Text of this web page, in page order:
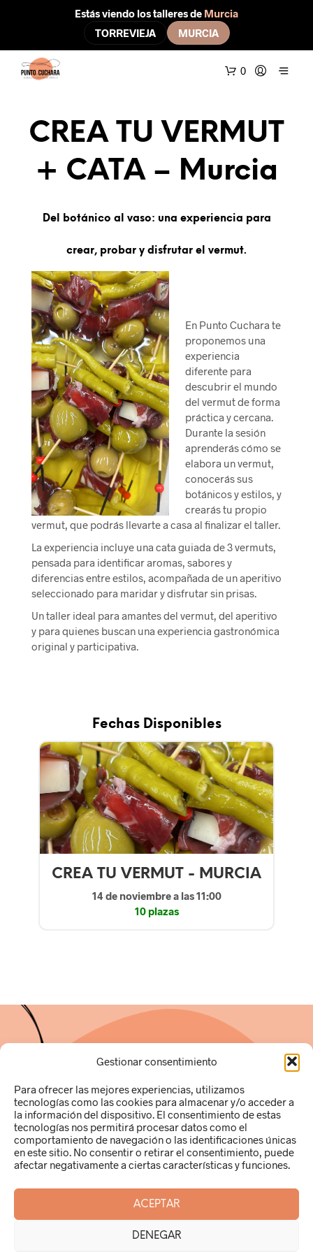
Gestionar consentimiento
Para ofrecer las mejores experiencias, utilizamos
tecnologías como las cookies para almacenar y/o acceder a
la información del dispositivo. El consentimiento de estas
tecnologías nos permitirá procesar datos como el
comportamiento de navegación o las identificaciones únicas
en este sitio. No consentir o retirar el consentimiento, puede
afectar negativamente a ciertas características y funciones.
ACEPTAR
DENEGAR
Estás viendo los talleres de Murcia
TORREVIEJA
MURCIA
0
CREA TU VERMUT
+ CATA – Murcia
Del botánico al vaso: una experiencia para
crear, probar y disfrutar el vermut.
En Punto Cuchara te
proponemos una
experiencia
diferente para
descubrir el mundo
del vermut de forma
práctica y cercana.
Durante la sesión
aprenderáscómo se
elabora un vermut,
conocerás sus
botánicos y estilos, y
crearás tu propio
vermut, que podrás llevarte a casa al finalizar el taller.
La experiencia incluye una cata guiada de 3 vermuts,
pensada para identificar aromas, sabores y
diferencias entre estilos, acompañada de unaperitivo
seleccionado para maridar y disfrutar sin prisas.
Un taller ideal para amantes del vermut, del aperitivo
y para quienes buscan una experiencia gastronómica
original y participativa.
Fechas Disponibles
CREA TU VERMUT - MURCIA
14 de noviembrea las 11:00
10 plazas
Ana Pamies Hernández
49250269R
c/Gabriel Miró, 9 local B (03181)
Torrevieja (Alicante)